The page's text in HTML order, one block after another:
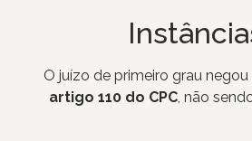
O juízo de primeiro grau
artigo 110 do CPC, não